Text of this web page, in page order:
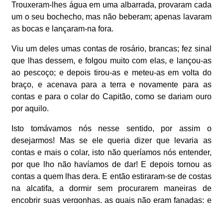
Trouxeram-lhes água em uma albarrada, provaram cada
um o seu bochecho, mas não beberam; apenas lavaram
as bocas e lançaram-na fora.
Viu um deles umas contas de rosário, brancas; fez sinal
que lhas dessem, e folgou muito com elas, e lançou-as
ao pescoço; e depois tirou-as e meteu-as em volta do
braço, e acenava para a terra e novamente para as
contas e para o colar do Capitão, como se dariam ouro
por aquilo.
Isto tomávamos nós nesse sentido, por assim o
desejarmos! Mas se ele queria dizer que levaria as
contas e mais o colar, isto não queríamos nós entender,
por que lho não havíamos de dar! E depois tornou as
contas a quem lhas dera. E então estiraram-se de costas
na alcatifa, a dormir sem procurarem maneiras de
encobrir suas vergonhas, as quais não eram fanadas; e